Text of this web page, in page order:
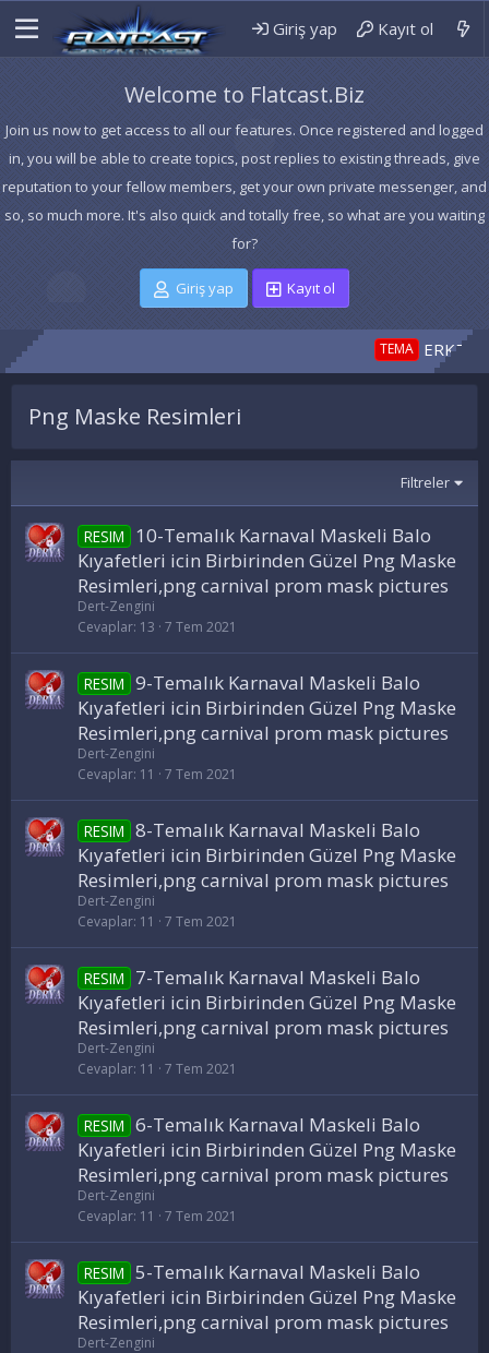
Giriş yap Kayıt ol
Welcome to Flatcast.Biz
Join us now to get access to all our features. Once registered and logged
in, you will be able to create topics, post replies to existing threads, give
reputation to your fellow members, get your own private messenger, and
so, so much more. It's also quick and totally free, so what are you waiting
for?
Giriş yap Kayıt ol
TEMA ERKEK
Png Maske Resimleri
Filtreler
RESIM
10-Temalık Karnaval Maskeli Balo
Kıyafetleri icin Birbirinden Güzel Png Maske
Resimleri,png carnival prom mask pictures
Dert-Zengini
Cevaplar 13 7 Tem 2021
RESIM 9-Temalık Karnaval Maskeli Balo
Kıyafetleri icin Birbirinden Güzel Png Maske
Resimleri,png carnival prom mask pictures
Dert-Zengini
Cevaplar 11 7 Tem 2021
RESIM 8-Temalık Karnaval Maskeli Balo
Kıyafetleri icin Birbirinden Güzel Png Maske
Resimleri,png carnival prom mask pictures
Dert-Zengini
Cevaplar 11 7 Tem 2021
RESIM
7-Temalık Karnaval Maskeli Balo
Kıyafetleri icin Birbirinden Güzel Png Maske
Resimleri,png carnival prom mask pictures
Dert-Zengini
Cevaplar 11 7 Tem 2021
RESIM 6-Temalık Karnaval Maskeli Balo
Kıyafetleri icin Birbirinden Güzel Png Maske
Resimleri,png carnival prom mask pictures
Dert-Zengini
Cevaplar 11 7 Tem 2021
RESIM 5-Temalık Karnaval Maskeli Balo
Kıyafetleri icin Birbirinden Güzel Png Maske
Resimleri,png carnival prom mask pictures
Dert-Zengini